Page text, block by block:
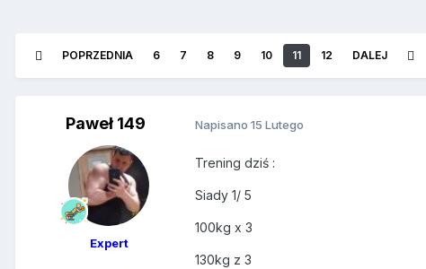
POPRZEDNIA 6 7 8 9 10 11 12 DALEJ
Paweł 149
Expert
Napisano 15 Lutego
Trening dziś :
Siady 1/ 5
100kg x 3
130kg z 3